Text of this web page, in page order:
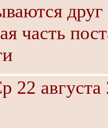
часть
22